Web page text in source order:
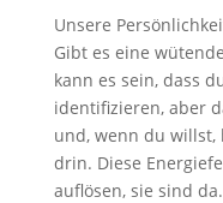
Unsere
Gibt es eine
kann es sein, dass
identifizieren, aber
und, wenn du
drin. Diese
auflösen, sie sind da.